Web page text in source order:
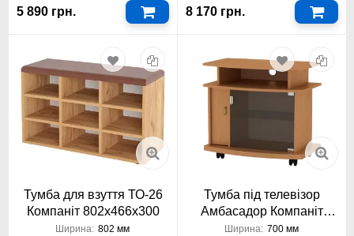
5 890 грн. 8 170 грн.
Тумба для взуття ТО-26
Компаніт 802х466х300
Ширина: 802 мм
Тумба під телевізор
Амбасадор Компаніт
700x643x430
Ширина: 700 мм